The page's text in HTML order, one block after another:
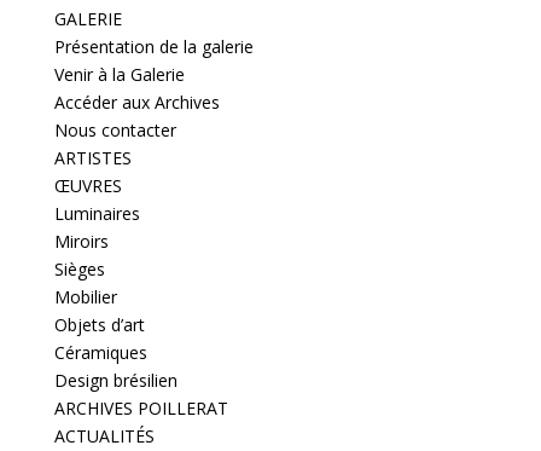
GALERIE
Présentation de la galerie
Venir à la Galerie
Accéder aux Archives
Nous contacter
ARTISTES
ŒUVRES
Luminaires
Miroirs
Sièges
Mobilier
Objets d’art
Céramiques
Design brésilien
ARCHIVES POILLERAT
ACTUALITÉS